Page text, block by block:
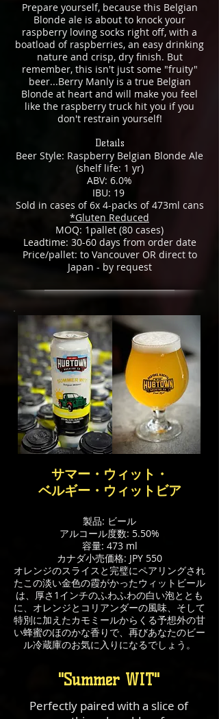
Prepare yourself, because this Belgian
Blonde ale is about to knock your
raspberry loving socks right off, with a
boatload of raspberries, an easy drinking
nature and crisp, dry finish. But
remember, this isn't just some "fruity"
beer...Berry Manly is a true Belgian
Blonde at heart and will make you feel
like the raspberry truck hit you if you
don't restrain yourself!
Details
Beer Style: Raspberry Belgian Blonde Ale
(shelf life: 1 yr)
ABV: 6.0%
IBU: 19
Sold in cases of 6x 4-packs of 473ml cans
*Gluten Reduced
MOQ: 1pallet (80 cases)
Leadtime: 30-60 days from order date
Price/pallet: to Vancouver OR direct to
Japan - by request
サマー・ウィット・
ベルギー・ウィットビア
製品: ビール
アルコール度数: 5.50%
容量: 473 ml
カナダ小売価格: JPY 550
オレンジのスライスと完璧にペアリングされ
たこの淡い金色の霞がかったウィットビール
は、厚さ1インチのふわふわの白い泡ととも
に、オレンジとコリアンダーの風味、そして
特別に加えたカモミールからくる予想外の甘
い蜂蜜のほのかな香りで、再びあなたのビー
ル冷蔵庫のお気に入りになるでしょう。
"Summer WIT"
Perfectly paired with a slice of